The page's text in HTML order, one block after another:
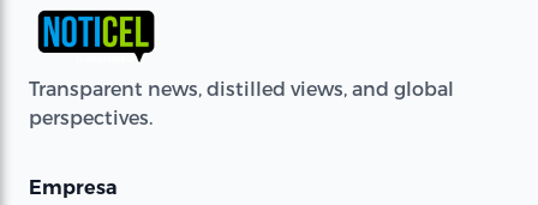
Transparent news, distilled views, and global
perspectives.
Empresa